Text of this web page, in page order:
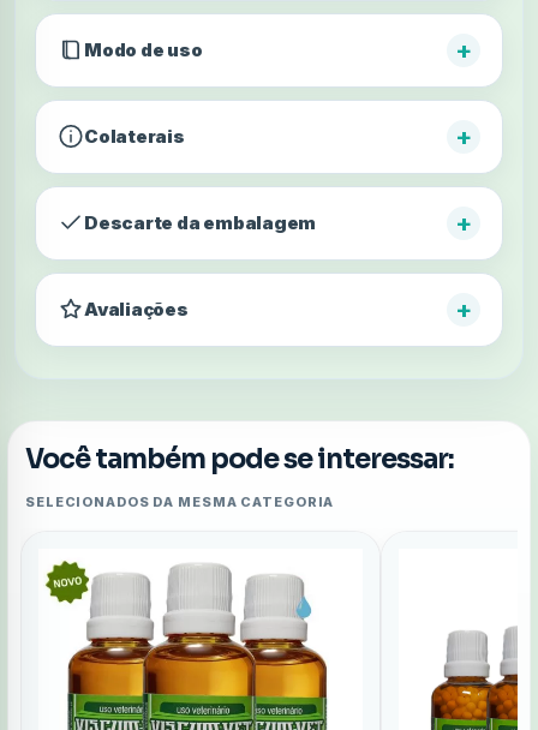
Modo de uso +
Colaterais +
Descarte da embalagem +
Avaliações +
Você também pode se interessar:
SELECIONADOS DA MESMA CATEGORIA